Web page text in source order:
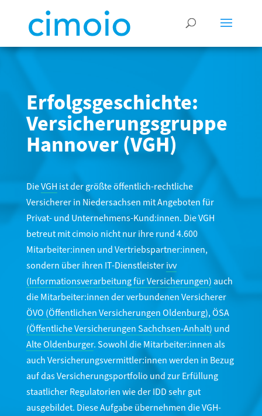
Erfolgsgeschichte:
Versicherungsgruppe
Hannover (VGH)
DieVGH ist der größte öffentlich-rechtliche
Versicherer in Niedersachsen mit Angeboten für
Privat- und Unternehmens-Kund:innen. Die VGH
betreut mit cimoio nicht nur ihre rund 4.600
Mitarbeiter:innen und Vertriebspartner:innen,
sondern über ihren IT-Dienstleisterivv
(Informationsverarbeitung für Versicherungen) auch
die Mitarbeiter:innen der verbundenen Versicherer
ÖVO (Öffentlichen Versicherungen Oldenburg),ÖSA
(Öffentliche Versicherungen Sachchsen-Anhalt) und
Alte Oldenburger. Sowohl die Mitarbeiter:innen als
auch Versicherungsvermittler:innen werden in Bezug
auf das Versicherungsportfolio und zur Erfüllung
staatlicher Regulatorien wie der IDD sehr gut
ausgebildet. Diese Aufgabe übernehmen die VGH-